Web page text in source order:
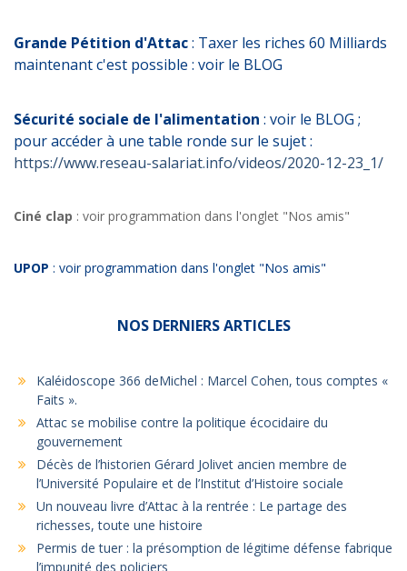
Grande Pétition d'Attac: Taxer les riches 60 Milliards
maintenant c'est possible : voir le BLOG
Sécurité sociale de l'alimentation : voir le BLOG ;
pour accéder à une table ronde sur le sujet :
https://www.reseau-salariat.info/videos/2020-12-23_1/
Ciné clap : voir programmation dans l'onglet "Nos amis"
UPOP : voir programmation dans l'onglet "Nos amis"
NOS DERNIERS ARTICLES
Kaléidoscope 366 deMichel : Marcel Cohen, tous comptes «
Faits ».
Attac se mobilise contre la politique écocidaire du
gouvernement
Décès de l’historien Gérard Jolivet ancien membre de
l’Université Populaire et de l’Institut d’Histoire sociale
Un nouveau livre d’Attac à la rentrée : Le partage des
richesses, toute une histoire
Permis de tuer : la présomption de légitime défense fabrique
l’impunité des policiers